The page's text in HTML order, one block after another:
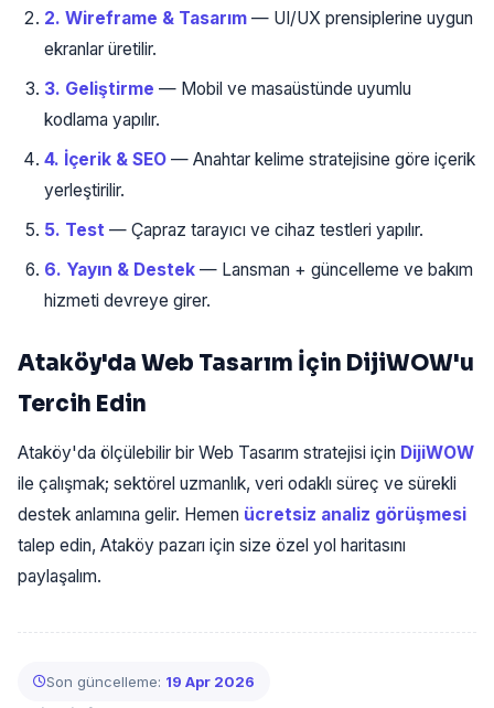
2. Wireframe & Tasarım — UI/UX prensiplerine uygun
ekranlar üretilir.
3. Geliştirme — Mobil ve masaüstünde uyumlu
kodlama yapılır.
4. İçerik & SEO — Anahtar kelime stratejisine göre içerik
yerleştirilir.
5. Test — Çapraz tarayıcı ve cihaz testleri yapılır.
6. Yayın & Destek — Lansman + güncelleme ve bakım
hizmeti devreye girer.
Ataköy'da Web Tasarım İçin DijiWOW'u
Tercih Edin
Ataköy'da ölçülebilir bir Web Tasarım stratejisi için DijiWOW
ile çalışmak; sektörel uzmanlık, veri odaklı süreç ve sürekli
destek anlamına gelir. Hemen ücretsiz analiz görüşmesi
talep edin, Ataköy pazarı için size özel yol haritasını
paylaşalım.
Son güncelleme: 19 Apr 2026